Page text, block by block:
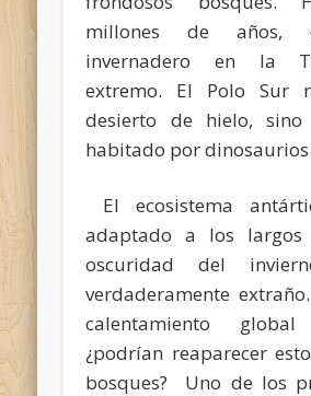
millones de años,
invernadero en la
extremo. El Polo Sur
desierto de hielo,
habitado por dinosaurios.
El ecosistema
adaptado a los largos
oscuridad del
verdaderamente
calentamiento global
¿podrían reaparecer
bosques? Uno de los